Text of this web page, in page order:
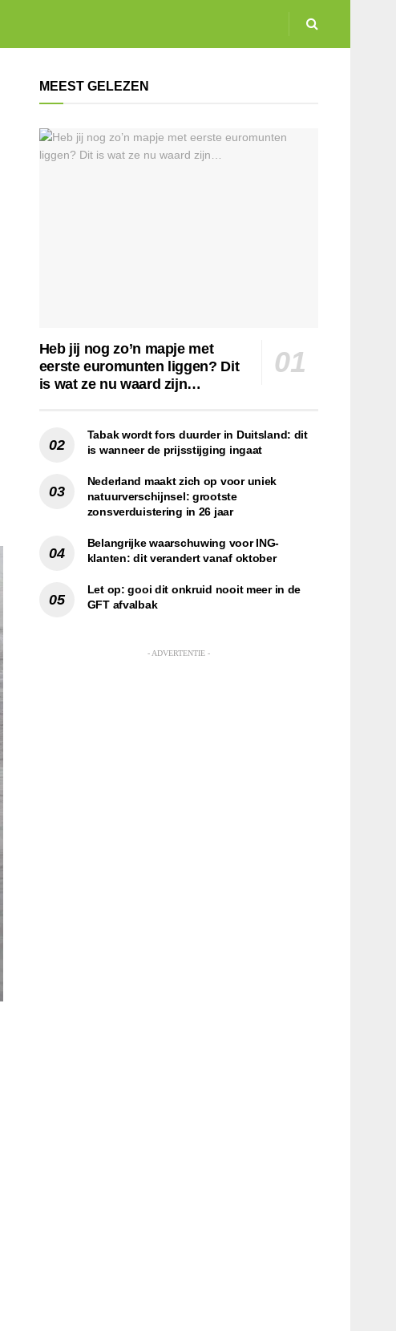
MEEST GELEZEN
Heb jij nog zo’n mapje met
eerste euromunten liggen? Dit
is wat ze nu waard zijn…
Tabak wordt fors duurder in Duitsland: dit
is wanneer de prijsstijging ingaat
Nederland maakt zich op voor uniek
natuurverschijnsel: grootste
zonsverduistering in 26 jaar
Belangrijke waarschuwing voor ING-
klanten: dit verandert vanaf oktober
Let op: gooi dit onkruid nooit meer in de
GFT afvalbak
- ADVERTENTIE -